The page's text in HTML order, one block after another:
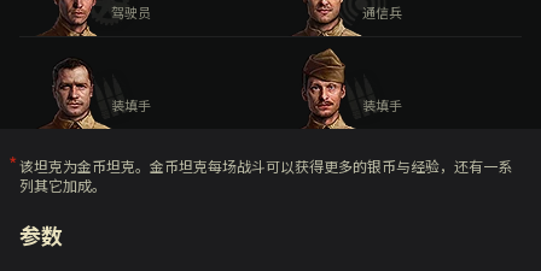
驾驶员 通信兵
装填手 装填手
该坦克为金币坦克。金币坦克每场战斗可以获得更多的银币与经验，还有一系
列其它加成。
参数